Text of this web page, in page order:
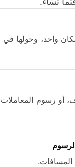
واحد، وحولها في
رسوم المعاملات